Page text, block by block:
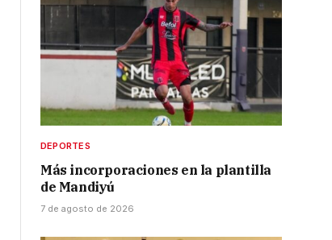
DEPORTES
Más incorporaciones en la plantilla
de Mandiyú
7 de agosto de 2026